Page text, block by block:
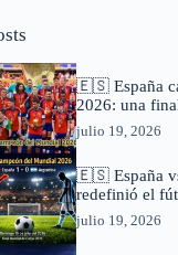
🇪🇸 España
2026: una
julio 19, 2026
🇪🇸 España
redefinió el
julio 19, 2026